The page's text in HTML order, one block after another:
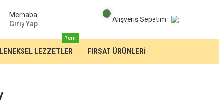
Merhaba
Giriş Yap
Alışveriş Sepetim
Yeni
LEZZETLER FIRSAT ÜRÜNLERİ